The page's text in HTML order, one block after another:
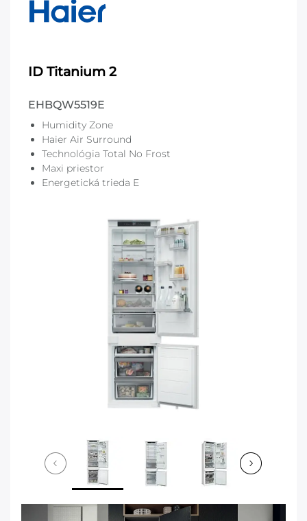
ID Titanium 2
EHBQW5519E
Humidity Zone
Haier Air Surround
Technológia Total No Frost
Maxi priestor
Energetická trieda E